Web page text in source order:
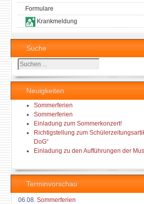
Formulare
Krankmeldung
Suche
Suchen
...
Neuigkeiten
Sommerferien
Sommerferien
Einladung zum Sommerkonzert!
Richtigstellung zum
DoG“
Einladung zu den Aufführungen der
Terminvorschau
06.08. Sommerferien